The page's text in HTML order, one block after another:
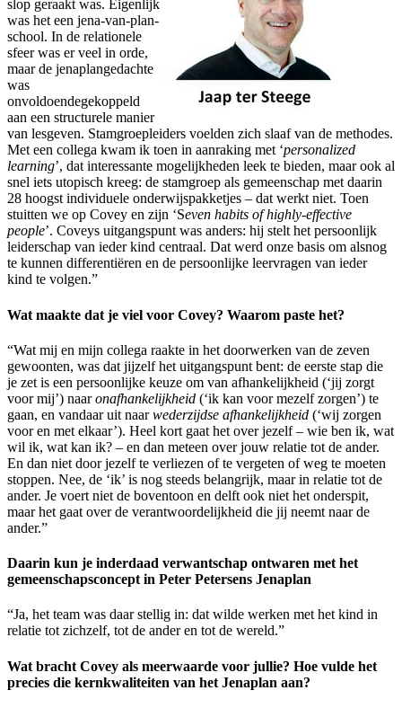
slop geraakt was. Eigenlijk
was het een jena-van-plan-
school. In de relationele
sfeer was er veel in orde,
maar de jenaplangedachte
was
onvoldoendegekoppeld
aan een structurele manier
van lesgeven. Stamgroepleiders voelden zich slaaf van de methodes.
Met een collega kwam ik toen in aanraking met ‘personalized
learning’, dat interessante mogelijkheden leek te bieden, maar ook al
snel iets utopisch kreeg: de stamgroep als gemeenschap met daarin
28 hoogst individuele onderwijspakketjes – dat werkt niet. Toen
stuitten we op Covey en zijn ‘Seven habits of highly-effective
people’. Coveys uitgangspunt was anders: hij stelt het persoonlijk
leiderschap van ieder kind centraal. Dat werd onze basis om alsnog
te kunnen differentiëren en de persoonlijke leervragen van ieder
kind te volgen.”
Wat maakte dat je viel voor Covey? Waarom paste het?
“Wat mij en mijn collega raakte in het doorwerken van de zeven
gewoonten, was dat jijzelf het uitgangspunt bent: de eerste stap die
je zet is een persoonlijke keuze om van afhankelijkheid (‘jij zorgt
voor mij’) naaronafhankelijkheid (‘ik kan voor mezelf zorgen’) te
gaan, en vandaar uit naarwederzijdse afhankelijkheid (‘wij zorgen
voor en met elkaar’). Heel kort gaat het over jezelf – wie ben ik, wat
wil ik, wat kan ik? – en dan meteen over jouw relatie tot de ander.
En dan niet door jezelf te verliezen of te vergeten of weg te moeten
stoppen. Nee, de ‘ik’ is nog steeds belangrijk, maar in relatie tot de
ander. Je voert niet de boventoon en delft ook niet het onderspit,
maar het gaat over de verantwoordelijkheid die jij neemt naar de
ander.”
Daarin kun je inderdaad verwantschap ontwaren met het
gemeenschapsconcept in Peter Petersens Jenaplan
“Ja, het team was daar stellig in: dat wilde werken met het kind in
relatie tot zichzelf, tot de ander en tot de wereld.”
Wat bracht Covey als meerwaarde voor jullie? Hoe vulde het
precies die kernkwaliteiten van het Jenaplan aan?